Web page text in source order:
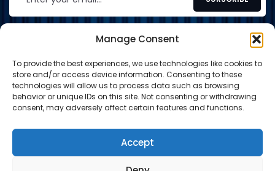
Manage Consent
To provide the best experiences, we use technologies like cookies to
store and/or access device information. Consenting to these
technologies will allow us to process data such as browsing
behavior or unique IDs on this site. Not consenting or withdrawing
consent, may adversely affect certain features and functions.
Accept
CONTACT
contact@shop-tcg.fr
INFORMATION